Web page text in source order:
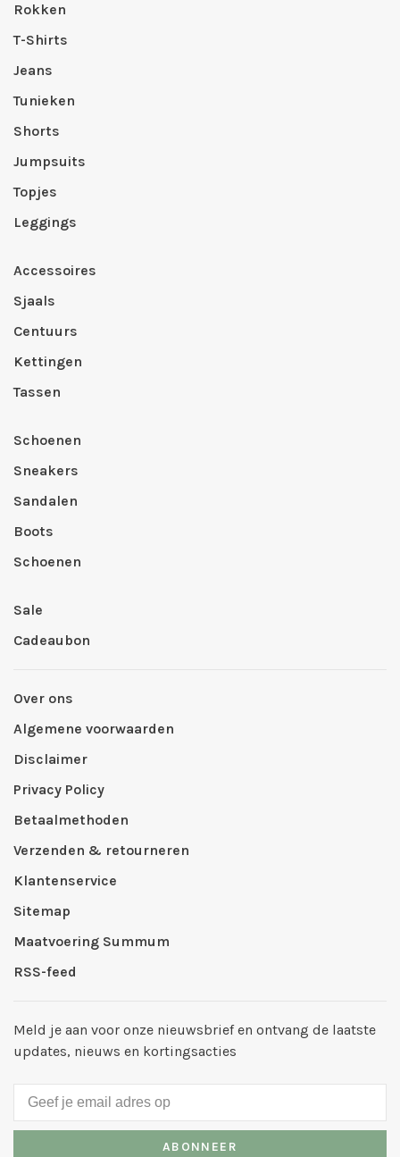
Rokken
T-Shirts
Jeans
Tunieken
Shorts
Jumpsuits
Topjes
Leggings
Accessoires
Sjaals
Centuurs
Kettingen
Tassen
Schoenen
Sneakers
Sandalen
Boots
Schoenen
Sale
Cadeaubon
Over ons
Algemene voorwaarden
Disclaimer
Privacy Policy
Betaalmethoden
Verzenden & retourneren
Klantenservice
Sitemap
Maatvoering Summum
RSS-feed
Meld je aan voor onze nieuwsbrief en ontvang de laatste
updates, nieuws en kortingsacties
ABONNEER